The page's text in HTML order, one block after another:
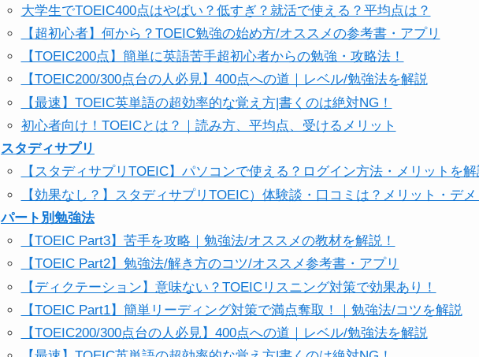
大学生でTOEIC400点はやばい？低すぎ？就活で使える？平均点は？
【超初心者】何から？TOEIC勉強の始め方/オススメの参考書・アプリ
【TOEIC200点】簡単に英語苦手超初心者からの勉強・攻略法！
【TOEIC200/300点台の人必見】400点への道｜レベル/勉強法を解説
【最速】TOEIC英単語の超効率的な覚え方|書くのは絶対NG！
初心者向け！TOEICとは？｜読み方、平均点、受けるメリット
スタディサプリ
【スタディサプリTOEIC】パソコンで使える？ログイン方法・メリットを
【効果なし？】スタディサプリTOEIC）体験談・口コミは？メリット・デ
パート別勉強法
【TOEIC Part3】苦手を攻略｜勉強法/オススメの教材を解説！
【TOEIC Part2】勉強法/解き方のコツ/オススメ参考書・アプリ
【ディクテーション】意味ない？TOEICリスニング対策で効果あり！
【TOEIC Part1】簡単リーディング対策で満点奪取！｜勉強法/コツを解説
【TOEIC200/300点台の人必見】400点への道｜レベル/勉強法を解説